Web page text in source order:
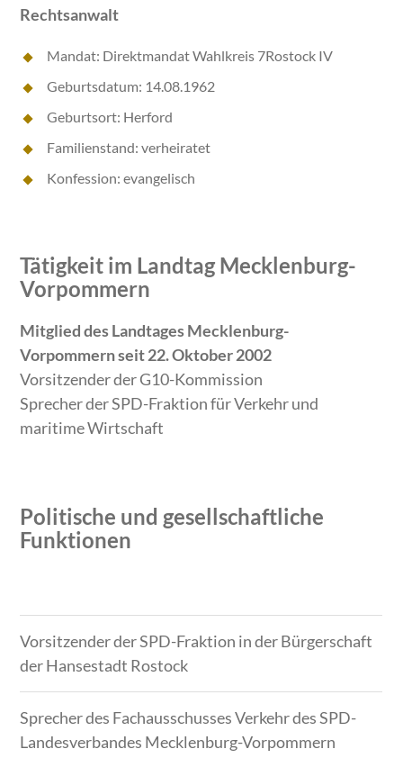
Rechtsanwalt
Mandat: Direktmandat Wahlkreis 7Rostock IV
Geburtsdatum: 14.08.1962
Geburtsort: Herford
Familienstand: verheiratet
Konfession: evangelisch
Tätigkeit im Landtag Mecklenburg-
Vorpommern
Mitglied des Landtages Mecklenburg-
Vorpommern seit 22. Oktober 2002
Vorsitzender der G10-Kommission
Sprecher der SPD-Fraktion für Verkehr und
maritime Wirtschaft
Politische und gesellschaftliche
Funktionen
Zeitraum
Tätigkeit
Vorsitzender der SPD-Fraktion in der Bürgerschaft
der Hansestadt Rostock
Sprecher des Fachausschusses Verkehr des SPD-
Landesverbandes Mecklenburg-Vorpommern